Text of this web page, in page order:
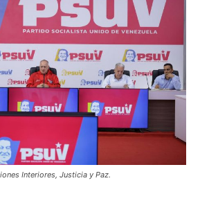
Interiores, Justicia y Paz.